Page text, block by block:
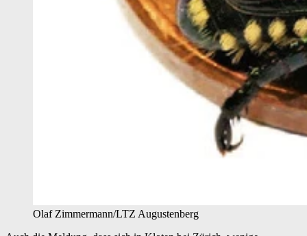
Olaf Zimmermann/LTZ Augustenberg